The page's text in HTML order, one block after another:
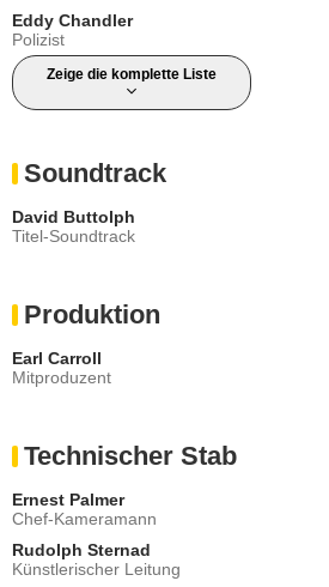
Eddy Chandler
Polizist
Zeige die komplette Liste
Soundtrack
David Buttolph
Titel-Soundtrack
Produktion
Earl Carroll
Mitproduzent
Technischer Stab
Ernest Palmer
Chef-Kameramann
Rudolph Sternad
Künstlerischer Leitung